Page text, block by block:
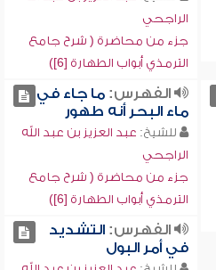
الراجحي
جزء من محاضرة ( شرح جامع
الترمذي أبواب الطهارة [6])
الفهرس:ما جاء في
ماء البحر أنه طهور
للشيخ: عبد العزيز بن عبد الله
الراجحي
جزء من محاضرة ( شرح جامع
الترمذي أبواب الطهارة [6])
الفهرس:التشديد
في أمر البول